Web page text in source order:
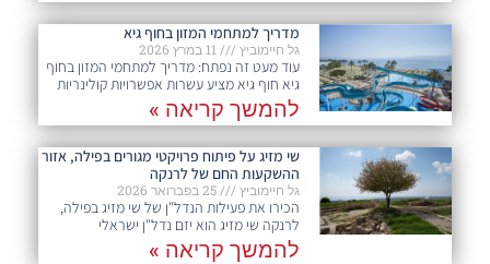
מדריך למתחמי המזון בחוף גיא
גל חיימוביץ
עוד מעט זה נפתח: מדריך למתחמי המזון בחוף
גיא חוף גיא מציע עשרות אפשרויות קולינריות
להמשך קריאה »
שי מזיג על פיתוח פרויקטי מגורים בפילה, אזור
ההשקעות החם של לרנקה
גל חיימוביץ
הכירו את פעילות הנדל"ן של שי מזיג בפילה,
לרנקה שי מזיג הוא יזם נדל"ן ישראלי
להמשך קריאה »